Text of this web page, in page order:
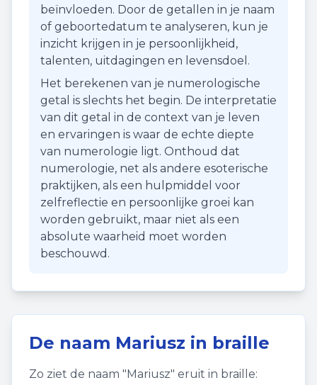
beïnvloeden. Door de getallen in je naam
of geboortedatum te analyseren, kun je
inzicht krijgen in je persoonlijkheid,
talenten, uitdagingen en levensdoel.
Het berekenen van je numerologische
getal is slechts het begin. De interpretatie
van dit getal in de context van je leven
en ervaringen is waar de echte diepte
van numerologie ligt. Onthoud dat
numerologie, net als andere esoterische
praktijken, als een hulpmiddel voor
zelfreflectie en persoonlijke groei kan
worden gebruikt, maar niet als een
absolute waarheid moet worden
beschouwd.
De naam Mariusz in braille
Zo ziet de naam "Mariusz" eruit in braille: